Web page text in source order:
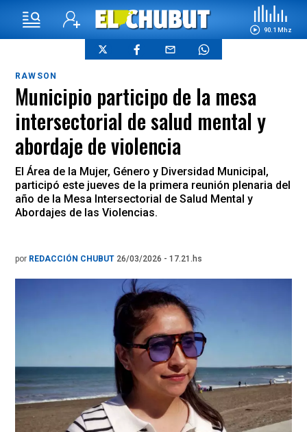
90.1 Mhz
RAWSON
Municipio participo de la mesa
intersectorial de salud mental y
abordaje de violencia
El Área de la Mujer, Género y Diversidad Municipal,
participó este jueves de la primera reunión plenaria del
año de la Mesa Intersectorial de Salud Mental y
Abordajes de las Violencias.
por REDACCIÓN CHUBUT 26/03/2026 - 17.21.hs